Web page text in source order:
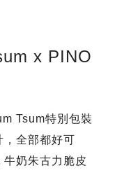
x PINO
Tsum特別包裝
，全部都好可
奶朱古力脆皮